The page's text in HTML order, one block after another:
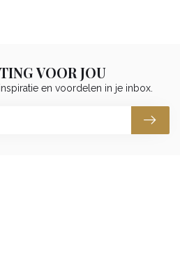
VOOR JOU
en voordelen in je inbox.